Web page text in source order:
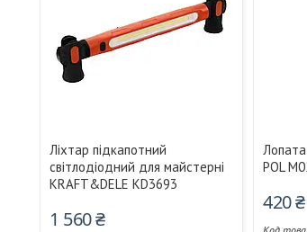
Ліхтар підкапотний
світлодіодний для майстерні
KRAFT&DELE KD3693
1 560 ₴
POL
420 ₴